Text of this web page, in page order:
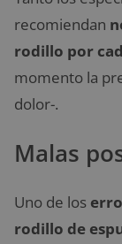
recomiendan
rodillo por
momento la
dolor-.
Malas
Uno de los
rodillo de